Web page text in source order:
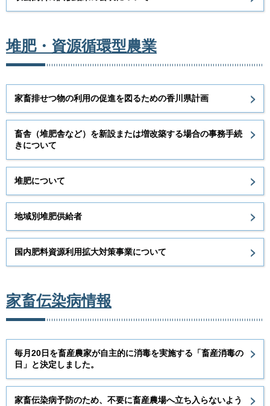
堆肥・資源循環型農業
家畜排せつ物の利用の促進を図るための香川県計画
畜舎（堆肥舎など）を新設または増改築する場合の事務手続
きについて
堆肥について
地域別堆肥供給者
国内肥料資源利用拡大対策事業について
家畜伝染病情報
毎月20日を畜産農家が自主的に消毒を実施する「畜産消毒の
日」と決定しました。
家畜伝染病予防のため、不要に畜産農場へ立ち入らないよう